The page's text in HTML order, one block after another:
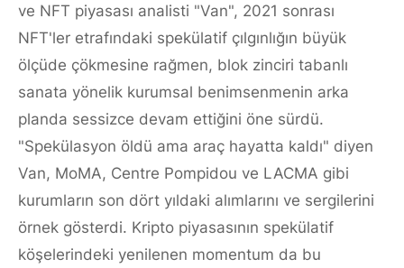
ve NFT piyasası analisti "Van", 2021 sonrası
NFT'ler etrafındaki spekülatif çılgınlığın büyük
ölçüde çökmesine rağmen, blok zinciri tabanlı
sanata yönelik kurumsal benimsenmenin arka
planda sessizce devam ettiğini öne sürdü.
"Spekülasyon öldü ama araç hayatta kaldı" diyen
Van, MoMA, Centre Pompidou ve LACMA gibi
kurumların son dört yıldaki alımlarını ve sergilerini
örnek gösterdi. Kripto piyasasının spekülatif
köşelerindeki yenilenen momentum da bu